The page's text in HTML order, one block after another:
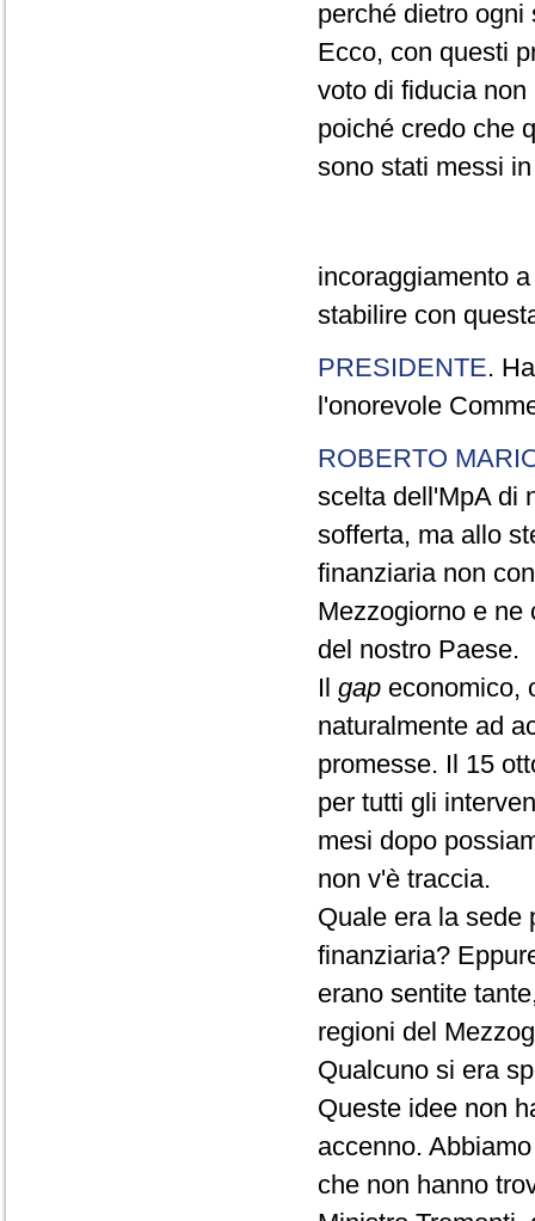
perché dietro
Ecco, con questi
voto di fiducia
poiché credo che
sono stati messi
incoraggiamento
stabilire con
PRESIDENTE.
l'onorevole
ROBERTO
scelta dell'MpA di
sofferta, ma allo
finanziaria non
Mezzogiorno e ne
del nostro Paese.
Il gap economico,
naturalmente ad
promesse. Il 15
per tutti gli
mesi dopo
non v'è traccia.
Quale era la sede
finanziaria?
erano sentite
regioni del
Qualcuno si era
Queste idee non
accenno.
che non hanno